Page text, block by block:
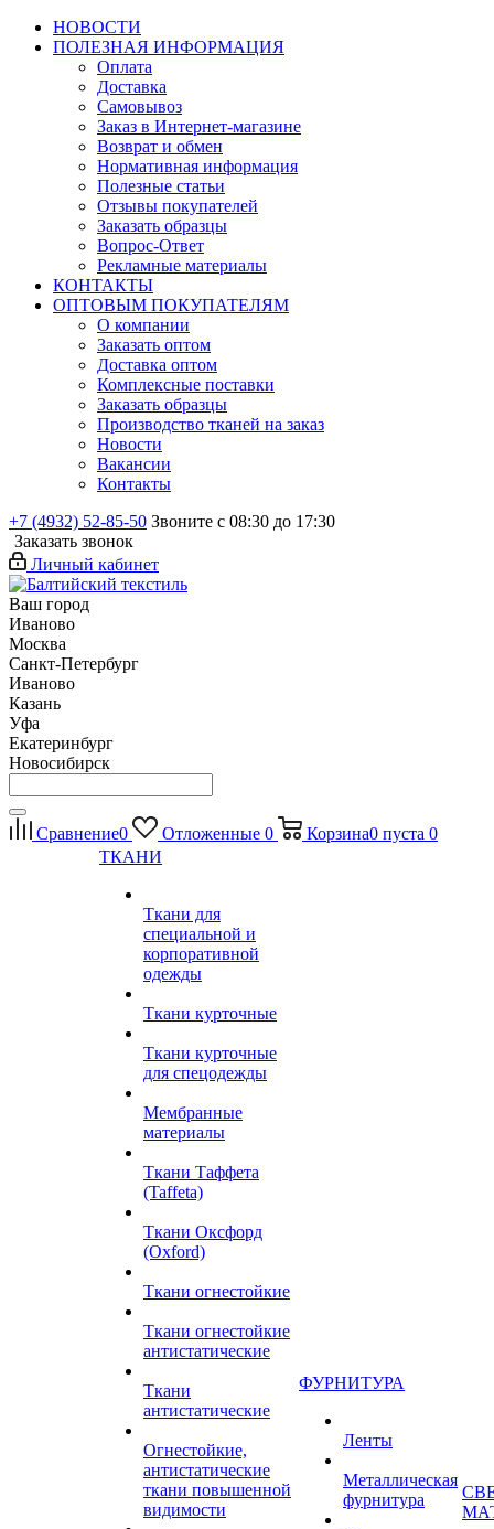
НОВОСТИ
ПОЛЕЗНАЯ ИНФОРМАЦИЯ
Оплата
Доставка
Самовывоз
Заказ в Интернет-магазине
Возврат и обмен
Нормативная информация
Полезные статьи
Отзывы покупателей
Заказать образцы
Вопрос-Ответ
Рекламные материалы
КОНТАКТЫ
ОПТОВЫМ ПОКУПАТЕЛЯМ
О компании
Заказать оптом
Доставка оптом
Комплексные поставки
Заказать образцы
Производство тканей на заказ
Новости
Вакансии
Контакты
+7 (4932) 52-85-50 Звоните с 08:30 до 17:30
Заказать звонок
Личный кабинет
Ваш город
Иваново
Москва
Санкт-Петербург
Иваново
Казань
Уфа
Екатеринбург
Новосибирск
Сравнение0 Отложенные 0 Корзина0 пуста 0
ТКАНИ
Ткани для
специальной и
корпоративной
одежды
Ткани курточные
Ткани курточные
для спецодежды
Мембранные
материалы
Ткани Таффета
(Taffeta)
Ткани Оксфорд
(Oxford)
Ткани огнестойкие
Ткани огнестойкие
антистатические
Ткани
антистатические
Огнестойкие,
антистатические
ткани повышенной
видимости
ФУРНИТУРА
Ленты
Металлическая
фурнитура